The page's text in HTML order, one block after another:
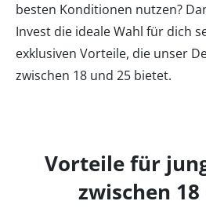
besten Konditionen nutzen?
Invest die ideale Wahl für dich
exklusiven Vorteile, die unser
zwischen 18 und 25 bietet.
Vorteile für
zwischen 18